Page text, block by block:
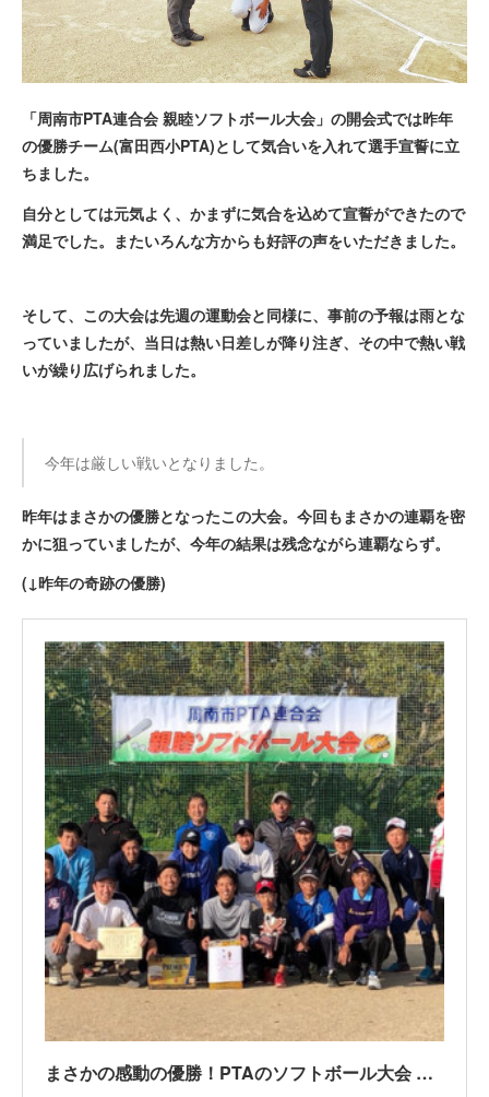
「周南市PTA連合会 親睦ソフトボール大会」の開会式では昨年
の優勝チーム(富田西小PTA)として気合いを入れて選手宣誓に立
ちました。
自分としては元気よく、かまずに気合を込めて宣誓ができたので
満足でした。またいろんな方からも好評の声をいただきました。
そして、この大会は先週の運動会と同様に、事前の予報は雨とな
っていましたが、当日は熱い日差しが降り注ぎ、その中で熱い戦
いが繰り広げられました。
今年は厳しい戦いとなりました。
昨年はまさかの優勝となったこの大会。今回もまさかの連覇を密
かに狙っていましたが、今年の結果は残念ながら連覇ならず。
(↓昨年の奇跡の優勝)
まさかの感動の優勝！PTAのソフトボール大会 そして私の活躍は⁈